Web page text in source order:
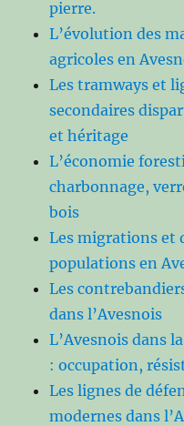
pierre.
L’évolution des
agricoles en
Les tramways et
secondaires
et héritage
L’économie
charbonnage,
bois
Les migrations et
populations en
Les
dans l’Avesnois
L’Avesnois dans
: occupation,
Les lignes de
modernes dans